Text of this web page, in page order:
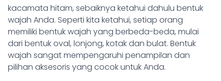
kacamata hitam, sebaiknya ketahui dahulu bentuk
wajah Anda. Seperti kita ketahui, setiap orang
memiliki bentuk wajah yang berbeda-beda, mulai
dari bentuk oval, lonjong, kotak dan bulat. Bentuk
wajah sangat mempengaruhi penampilan dan
pilihan aksesoris yang cocok untuk Anda.